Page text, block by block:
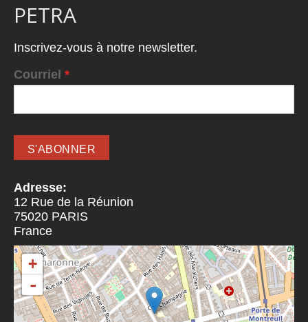
PETRA
Inscrivez-vous à notre newsletter.
Courriel *
Adresse:
12 Rue de la Réunion
75020 PARIS
France
+
-